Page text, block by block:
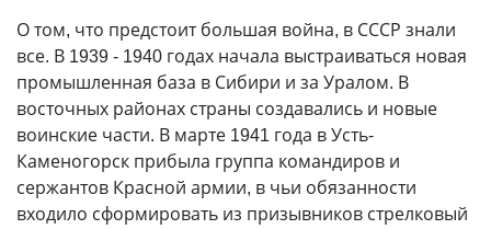
О том, что предстоит большая война, в СССР знали
все. В 1939 - 1940 годах начала выстраиваться новая
промышленная база в Сибири и за Уралом. В
восточных районах страны создавались и новые
воинские части. В марте 1941 года в Усть-
Каменогорск прибыла группа командиров и
сержантов Красной армии, в чьи обязанности
входило сформировать из призывников стрелковый